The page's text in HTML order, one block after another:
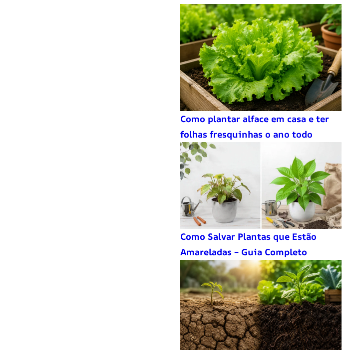
Como plantar alface em casa e ter
folhas fresquinhas o ano todo
Como Salvar Plantas que Estão
Amareladas – Guia Completo